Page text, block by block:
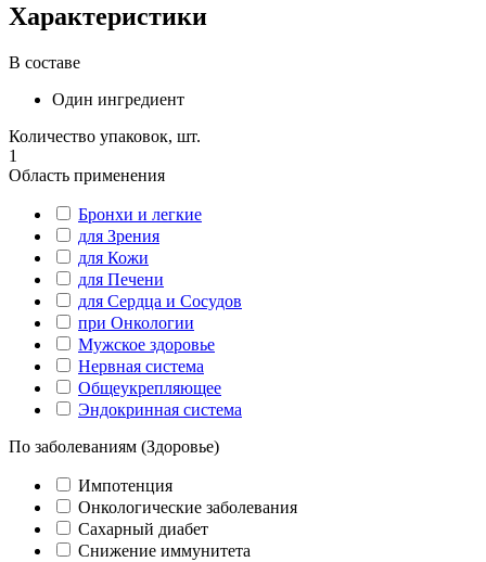
Характеристики
В составе
Один ингредиент
Количество упаковок, шт.
1
Область применения
Бронхи и легкие
для Зрения
для Кожи
для Печени
для Сердца и Сосудов
при Онкологии
Мужское здоровье
Нервная система
Общеукрепляющее
Эндокринная система
По заболеваниям (Здоровье)
Импотенция
Онкологические заболевания
Сахарный диабет
Снижение иммунитета